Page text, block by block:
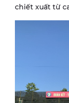
chiết xuất từ